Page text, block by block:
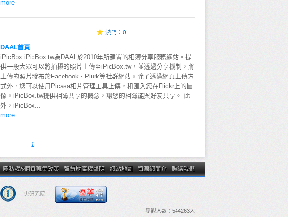
more
熱門： 0
DAAL首頁
iPicBox iPicBox.tw為DAAL於2010年所建置的相簿分享服務網站。提
供一般大眾可以將拍攝的照片上傳至iPicBox.tw，並透過分享機制，將
上傳的照片發布於Facebook、Plurk等社群網站。除了透過網頁上傳方
式外，您可以使用Picasa相片管理工具上傳，和匯入您在Flickr上的圖
像。iPicBox.tw提供相簿共享的概念，讓您的相簿能與好友共享。 此
外，iPicBox...
more
1
隱私權&個資蒐集政策 智慧財產權聲明 網站地圖 資源網簡介 聯絡我們
中央研究院
參觀人數： 544263人